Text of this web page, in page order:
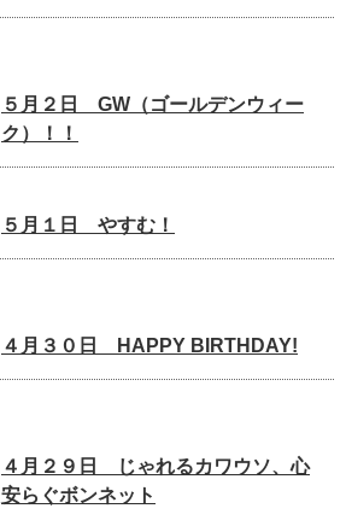
５月２日 GW（ゴールデンウィー
ク）！！
５月１日 やすむ！
４月３０日 HAPPY BIRTHDAY!
４月２９日 じゃれるカワウソ、心
安らぐボンネット